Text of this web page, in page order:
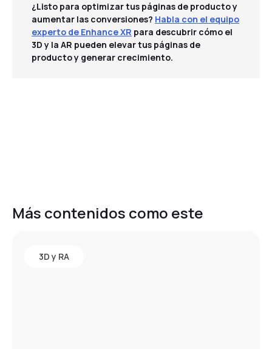
¿Listo para optimizar tus páginas de producto y
aumentar las conversiones? Habla con el equipo
experto de Enhance XR para descubrir cómo el
3D y la AR pueden elevar tus páginas de
producto y generar crecimiento.
Más contenidos como este
3D y RA